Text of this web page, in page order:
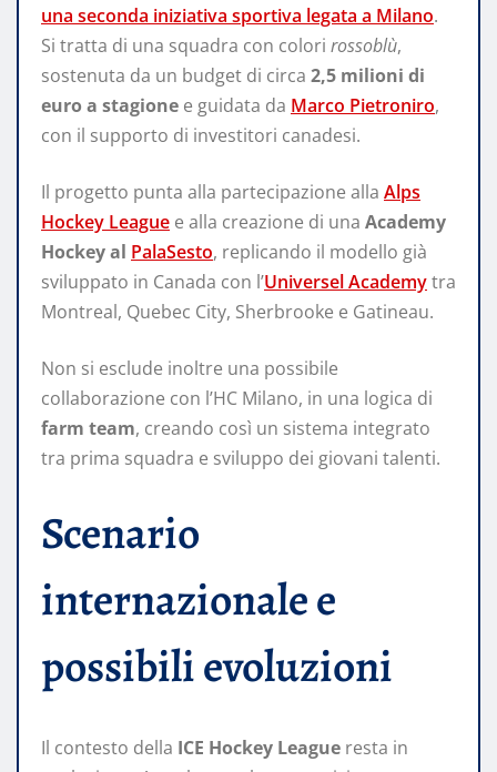
una seconda iniziativa sportiva legata a Milano.
Si tratta di una squadra con colori rossoblù,
sostenuta da un budget di circa 2,5 milioni di
euro a stagione e guidata da Marco Pietroniro,
con il supporto di investitori canadesi.
Il progetto punta alla partecipazione alla Alps
Hockey League e alla creazione di una Academy
Hockey al PalaSesto, replicando il modello già
sviluppato in Canada con l’Universel Academytra
Montreal, Quebec City, Sherbrooke e Gatineau.
Non si esclude inoltre una possibile
collaborazione con l’HC Milano, in una logica di
farm team, creando così un sistema integrato
tra prima squadra e sviluppo dei giovani talenti.
Scenario
internazionale e
possibili evoluzioni
Il contesto della ICE Hockey League resta in